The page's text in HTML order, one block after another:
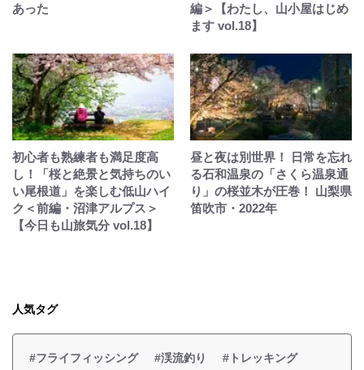
あった
編＞【わたし、山小屋はじめ
ます vol.18】
初心者も熟練者も満足度高
し！「桜と絶景と気持ちのい
い尾根道」を楽しむ低山ハイ
ク＜前編・沼津アルプス＞
【今日も山旅気分 vol.18】
昼と夜は別世界！ 日常を忘れ
る石和温泉の「さくら温泉通
り」の桜並木が圧巻！ 山梨県
笛吹市・2022年
人気タグ
#フライフィッシング #渓流釣り
#トレッキング